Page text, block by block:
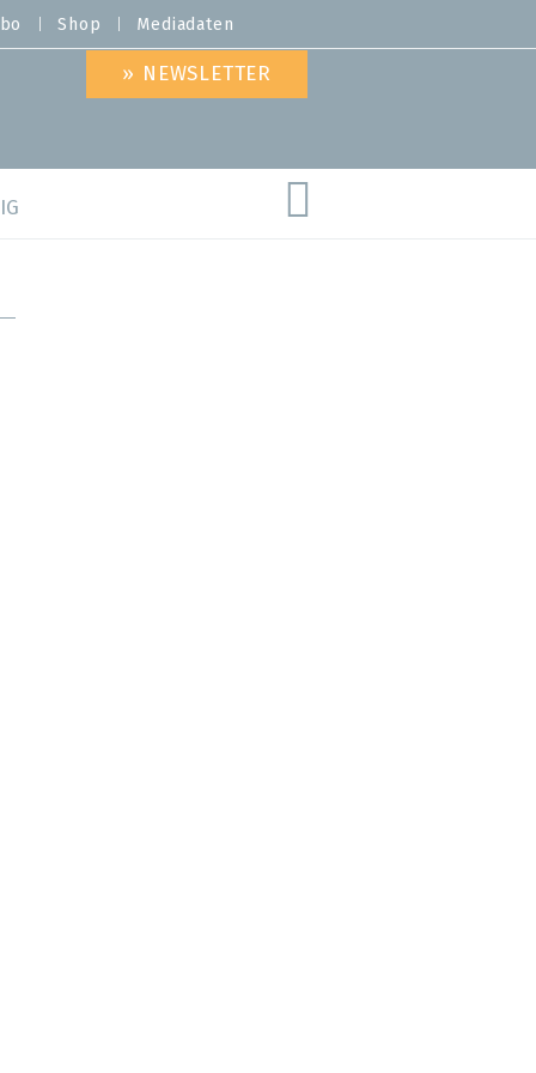
Shop Mediadaten
» NEWSLETTER